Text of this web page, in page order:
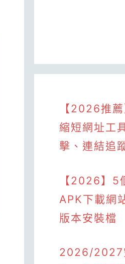
【2026推
縮短網址工
擊、連結追
【2026】5
APK下載網
版本安裝檔
2026/2027